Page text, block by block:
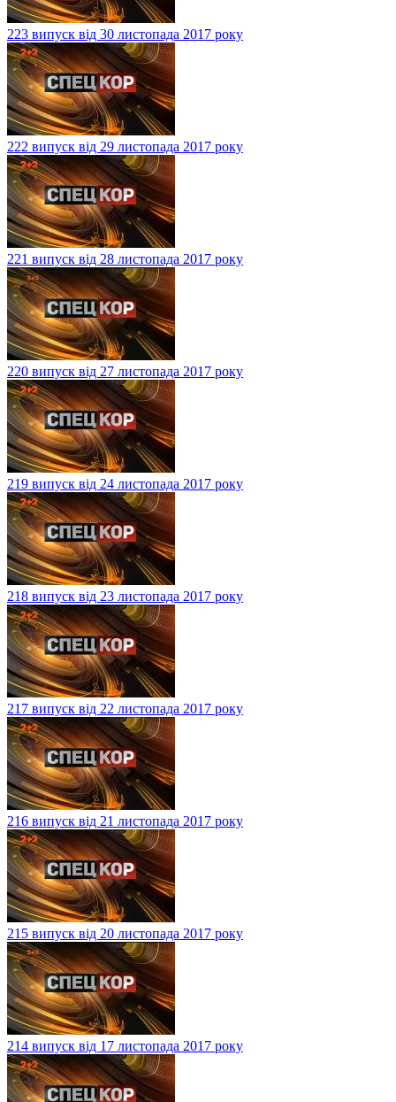
223 випуск від 30 листопада 2017 року
222 випуск від 29 листопада 2017 року
221 випуск від 28 листопада 2017 року
220 випуск від 27 листопада 2017 року
219 випуск від 24 листопада 2017 року
218 випуск від 23 листопада 2017 року
217 випуск від 22 листопада 2017 року
216 випуск від 21 листопада 2017 року
215 випуск від 20 листопада 2017 року
214 випуск від 17 листопада 2017 року